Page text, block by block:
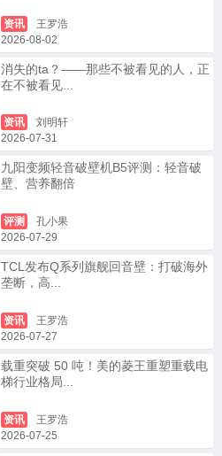
资讯
王罗浩
2026-08-02
消失的ta？——那些不被看见的人，正
在不被看见...
资讯
刘明轩
2026-07-31
九阳变频轻音破壁机B5评测：轻音破
壁、营养翻倍
评测
孔小果
2026-07-29
TCL发布Q系列旗舰回音壁：打破海外
垄断，高...
资讯
王罗浩
2026-07-27
载重突破 50 吨！美的菱王重塑重载电
梯行业格局...
资讯
王罗浩
2026-07-25